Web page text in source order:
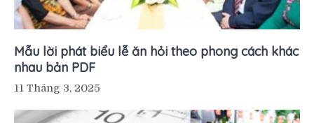
Mẫu lời phát biểu lễ ăn hỏi theo phong cách khác
nhau bản PDF
11 Tháng 3, 2025